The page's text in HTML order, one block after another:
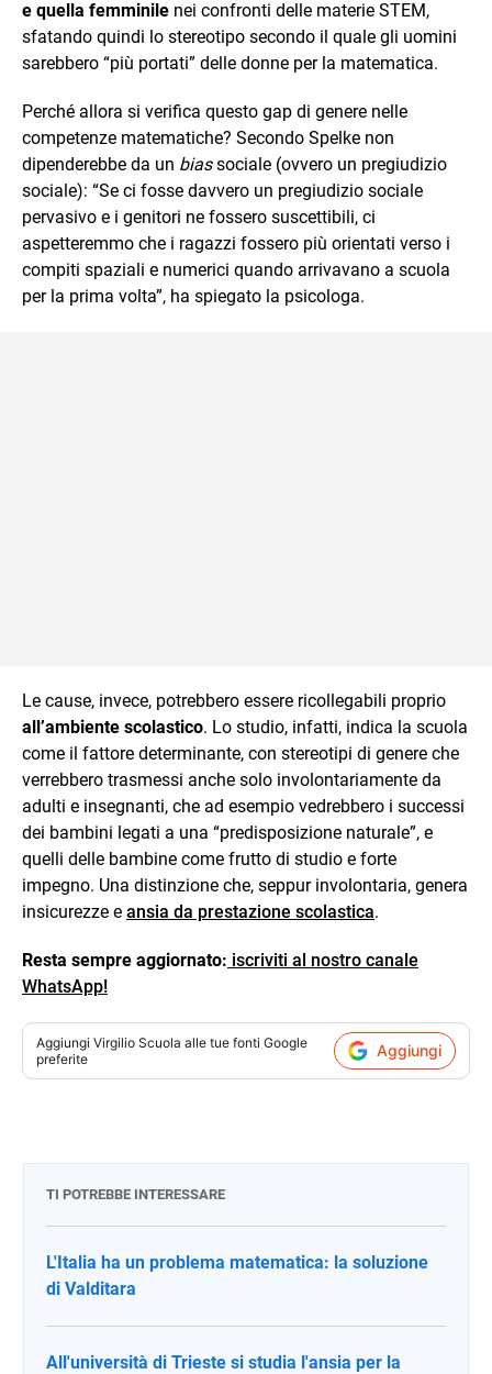
e quella femminile nei confronti delle materie STEM,
sfatando quindi lo stereotipo secondo il quale gli uomini
sarebbero “più portati” delle donne per la matematica.
Perché allora si verifica questo gap di genere nelle
competenze matematiche? Secondo Spelke non
dipenderebbe da un biassociale (ovvero un pregiudizio
sociale): “Se ci fosse davvero un pregiudizio sociale
pervasivo e i genitori ne fossero suscettibili, ci
aspetteremmo che i ragazzi fossero più orientati verso i
compiti spaziali e numerici quando arrivavano a scuola
per la prima volta”, ha spiegato la psicologa.
Le cause, invece, potrebbero essere ricollegabili proprio
all’ambiente scolastico. Lo studio, infatti, indica la scuola
come il fattore determinante, con stereotipi di genere che
verrebbero trasmessi anche solo involontariamente da
adulti e insegnanti, che ad esempio vedrebbero i successi
dei bambini legati a una “predisposizione naturale”, e
quelli delle bambine come frutto di studio e forte
impegno. Una distinzione che, seppur involontaria, genera
insicurezze e ansia da prestazione scolastica.
Resta sempre aggiornato: iscriviti al nostro canale
WhatsApp!
Aggiungi Virgilio Scuola alle tue fonti Google
preferite
Aggiungi
TI POTREBBE INTERESSARE
L'Italia ha un problema matematica: la soluzione
di Valditara
All'università di Trieste si studia l'ansia per la